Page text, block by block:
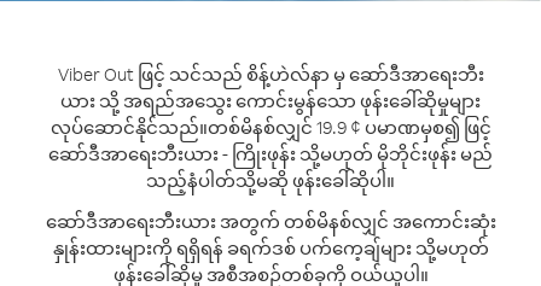
Viber Out ဖြင့် သင်သည် စိန့်ဟဲလ်နာ မှ ဆော်ဒီအာရေးဘီး
ယား သို့ အရည်အသွေး ကောင်းမွန်သော ဖုန်းခေါ်ဆိုမှုများ
လုပ်ဆောင်နိုင်သည်။တစ်မိနစ်လျှင် 19.9 ¢ ပမာဏမှစ၍ ဖြင့်
ဆော်ဒီအာရေးဘီးယား - ကြိုးဖုန်း သို့မဟုတ် မိုဘိုင်းဖုန်း မည်
သည့်နံပါတ်သို့မဆို ဖုန်းခေါ်ဆိုပါ။
ဆော်ဒီအာရေးဘီးယား အတွက် တစ်မိနစ်လျှင် အကောင်းဆုံး
နှုန်းထားများကို ရရှိရန် ခရက်ဒစ် ပက်ကေ့ချ်များ သို့မဟုတ်
ဖုန်းခေါ်ဆိုမှု အစီအစဉ်တစ်ခုကို ဝယ်ယူပါ။